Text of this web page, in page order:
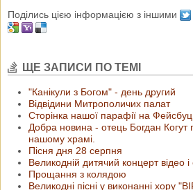
Поділись цією інформацією з іншими
ЩЕ ЗАПИСИ ПО ТЕМІ
"Канікули з Богом" - день другий
Відвідини Митрополичих палат
Сторінка нашої парафії на
Добра новина - отець Богдан Когут
нашому храмі.
Пісня дня 28 серпня
Великодній дитячий концерт відео
Прощання з колядою
Великодні пісні у виконанні хору